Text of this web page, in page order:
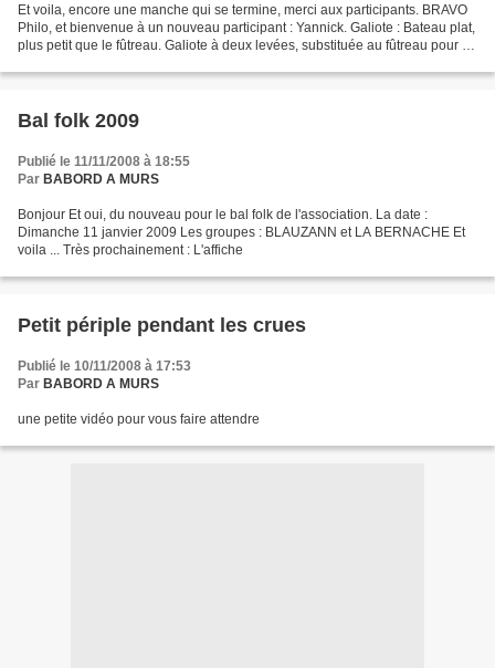
Et voila, encore une manche qui se termine, merci aux participants. BRAVO
Philo, et bienvenue à un nouveau participant : Yannick. Galiote : Bateau plat,
plus petit que le fûtreau. Galiote à deux levées, substituée au fûtreau pour la
Bal folk 2009
Publié le 11/11/2008 à 18:55
Par BABORD A MURS
Bonjour Et oui, du nouveau pour le bal folk de l'association. La date :
Dimanche 11 janvier 2009 Les groupes : BLAUZANN et LA BERNACHE Et
voila ... Très prochainement : L'affiche
Petit périple pendant les crues
Publié le 10/11/2008 à 17:53
Par BABORD A MURS
une petite vidéo pour vous faire attendre